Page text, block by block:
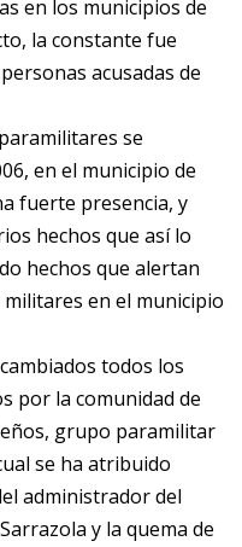
en los municipios de
la constante fue
acusadas de
se
en el municipio de
fuerte presencia, y
hechos que así lo
hechos que alertan
en el municipio
todos los
por la comunidad de
grupo paramilitar
se ha atribuido
administrador del
y la quema de